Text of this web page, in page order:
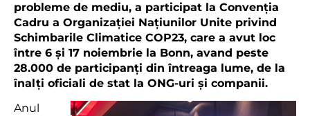
probleme de mediu, a participat la Convenția
Cadru a Organizației Națiunilor Unite privind
Schimbarile Climatice COP23, care a avut loc
între 6 și 17 noiembrie la Bonn, avand peste
28.000 de participanți din întreaga lume, de la
înalți oficiali de stat la ONG-uri și companii.
Anul